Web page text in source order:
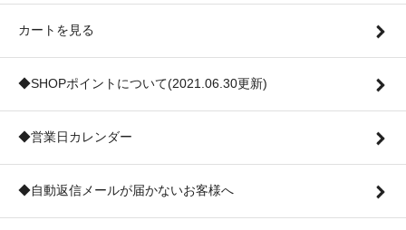
カートを見る
◆SHOPポイントについて(2021.06.30更新)
◆営業日カレンダー
◆自動返信メールが届かないお客様へ